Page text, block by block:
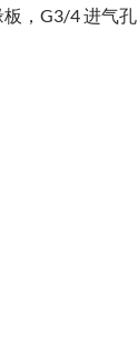
，G3/4 进气